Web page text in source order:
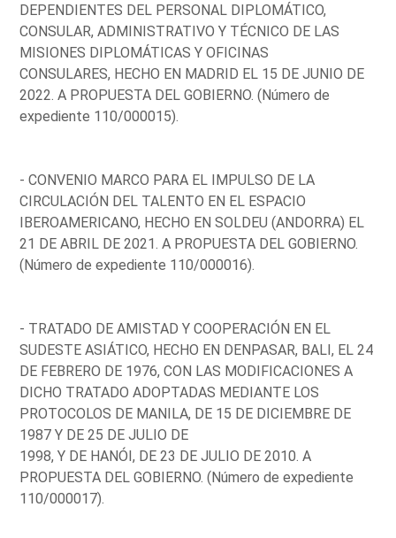
DEPENDIENTES DEL PERSONAL DIPLOMÁTICO,
CONSULAR, ADMINISTRATIVO Y TÉCNICO DE LAS
MISIONES DIPLOMÁTICAS Y OFICINAS
CONSULARES, HECHO EN MADRID EL 15 DE JUNIO DE
2022. A PROPUESTA DEL GOBIERNO. (Número de
expediente 110/000015).
- CONVENIO MARCO PARA EL IMPULSO DE LA
CIRCULACIÓN DEL TALENTO EN EL ESPACIO
IBEROAMERICANO, HECHO EN SOLDEU (ANDORRA) EL
21 DE ABRIL DE 2021. A PROPUESTA DEL GOBIERNO.
(Número de expediente 110/000016).
- TRATADO DE AMISTAD Y COOPERACIÓN EN EL
SUDESTE ASIÁTICO, HECHO EN DENPASAR, BALI, EL 24
DE FEBRERO DE 1976, CON LAS MODIFICACIONES A
DICHO TRATADO ADOPTADAS MEDIANTE LOS
PROTOCOLOS DE MANILA, DE 15 DE DICIEMBRE DE
1987 Y DE 25 DE JULIO DE
1998, Y DE HANÓI, DE 23 DE JULIO DE 2010. A
PROPUESTA DEL GOBIERNO. (Número de expediente
110/000017).